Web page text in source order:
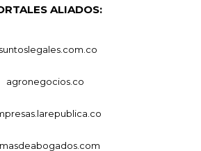
ALIADOS:
agronegocios.co